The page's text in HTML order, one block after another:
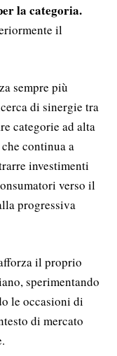
la categoria.
il
sempre più
di sinergie tra
categorie ad alta
continua a
investimenti
verso il
progressiva
il proprio
sperimentando
le occasioni di
di mercato